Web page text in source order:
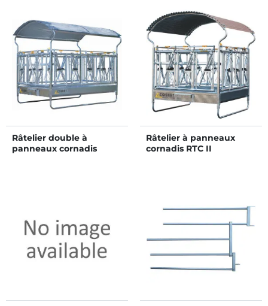
Râtelier double à
panneaux cornadis
Râtelier à panneaux
cornadis RTC II